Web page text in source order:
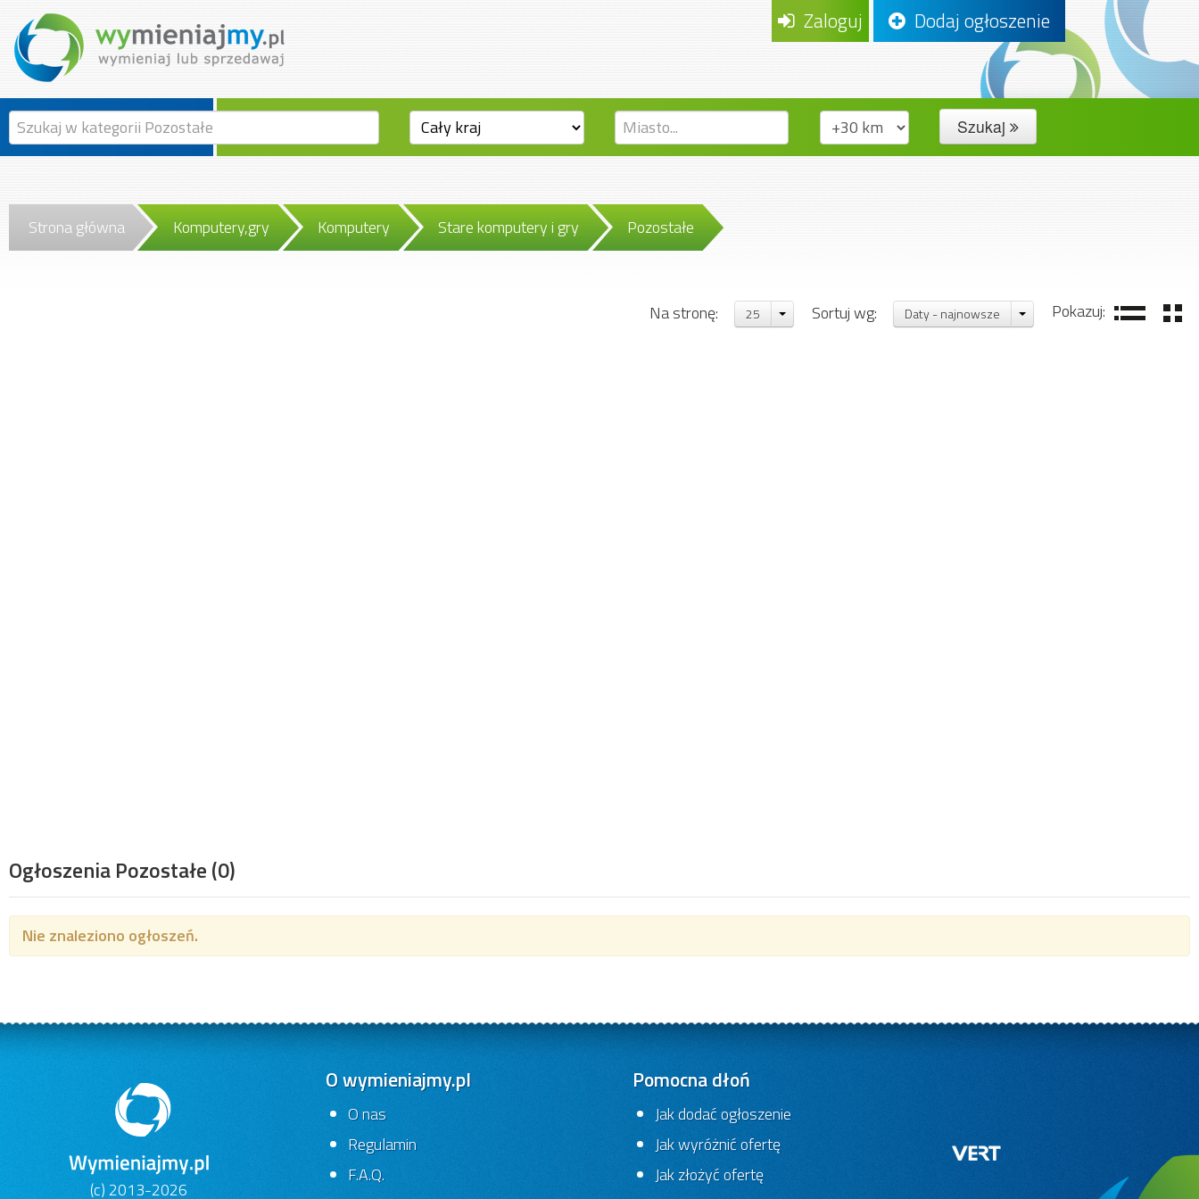
Zaloguj Dodaj ogłoszenie
Szukaj
Strona główna Komputery,gry Komputery Stare komputery i gry Pozostałe
Ogłoszenia Pozostałe(0)
Pokazuj:
Sortuj wg: Daty - najnowsze
Na stronę: 25
Nie znaleziono ogłoszeń.
(c) 2013-2026
O wymieniajmy.pl
O nas
Regulamin
F.A.Q.
Pomocna dłoń
Jak dodać ogłoszenie
Jak wyróżnić ofertę
Jak złożyć ofertę